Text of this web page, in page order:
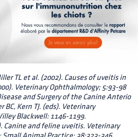
TL et al. (2002). Causes of uveitis in
Veterinary Ophthalmology; 5:93-98
and Surgery of the Canine Anterio
BC, Kern TJ. (eds). Veterinary
Blackwell: 1146-1199.
Canine and feline uveitis. Veterinary